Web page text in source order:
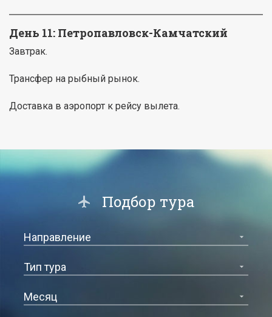
День 11: Петропавловск-Камчатский
Завтрак.
Трансфер на рыбный рынок.
Доставка в аэропорт к рейсу вылета.
Подбор тура